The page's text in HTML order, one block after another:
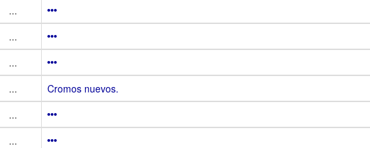
...
...
...
...
Cromos nuevos.
...
...